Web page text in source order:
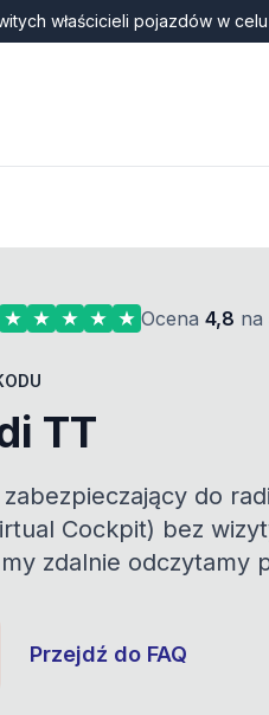
właścicieli pojazdów w
Ocena 4,8 na
TT
do
Cockpit) bez
zdalnie odczytamy
Przejdź do FAQ